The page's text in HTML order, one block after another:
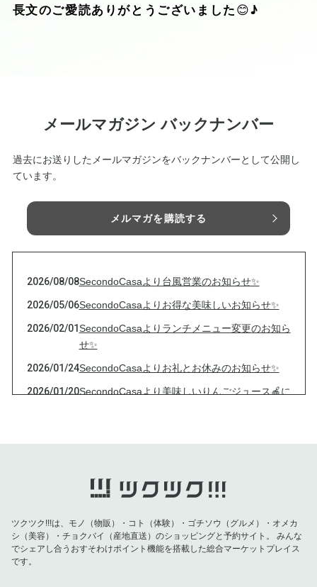
長文のご愛読ありがとうございました 😊♪
メールマガジン バックナンバー
過去にお送りしたメールマガジンをバックナンバーとして公開し
ています。
メルマガを購読する
2026/08/08SecondoCasaより台風営業のお知らせ✨
2026/05/06SecondoCasaよりお得な美味しいお知らせ✨
2026/02/01SecondoCasaよりランチメニュー変更のお知ら
せ✨
2026/01/24SecondoCasaよりお礼とお休みのお知らせ✨
2026/01/20SecondoCasaより美味しいりんごジュース🍎に
ー🎄
せ✨
2025/11/02SecondoCasaより周年祭と特典のお知らせ✨
2025/10/29
ツクツク!!!は、モノ（物販）・コト（体験）・ゴチソウ（グルメ）・オメカ
シ（美容）・チョクバイ（産地直送）のショッピングと予約サイト。
みんな
でシェアし合うおすそわけポイント機能を搭載した総合マーケットプレイス
です。